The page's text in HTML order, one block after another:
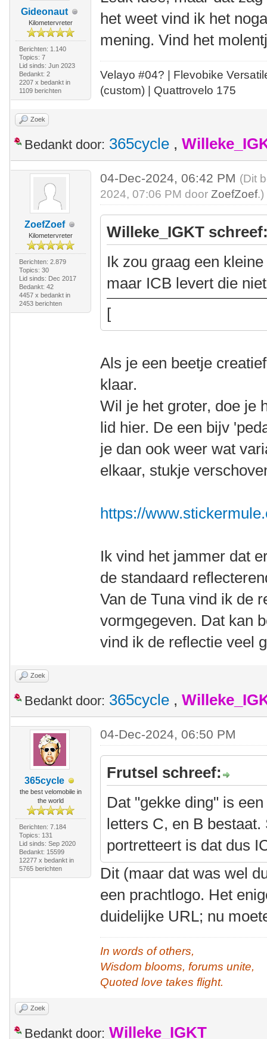
Gideonaut
Kilometervreter
Berichten: 1.140
Topics: 7
Lid sinds: Jun 2023
Bedankt: 2
2207 x bedankt in
1109 berichten
het weet vind ik het
mening. Vind het
Velayo #04? | Flevobike
(custom) | Quattrovelo 175
Zoek
Bedankt door: 365cycle ,
ZoefZoef
Kilometervreter
Berichten: 2.879
Topics: 30
Lid sinds: Dec 2017
Bedankt: 42
4457 x bedankt in
2453 berichten
04-Dec-2024, 06:42 PM (Dit
2024, 07:06 PM doorZoefZoef.)
Willeke_IGKT
Ik zou graag een
maar ICB levert die
[
Als je een beetje
klaar.
Wil je het groter, doe je
lid hier. De een bijv
je dan ook weer wat
elkaar, stukje
https://
Ik vind het jammer dat
de standaard
Van de Tuna vind ik de
vormgegeven. Dat kan
vind ik de reflectie veel
Zoek
Bedankt door: 365cycle ,
365cycle
the best velomobile in
the world
Berichten: 7.184
Topics: 131
Lid sinds: Sep 2020
Bedankt: 15599
12277 x bedankt in
5765 berichten
04-Dec-2024, 06:50 PM
Frutsel schreef:
Dat "gekke ding" is
letters C, en B
portretteert is dat dus
Dit (maar dat was wel
een prachtlogo. Het
duidelijke URL; nu
In words of others,
Wisdom blooms, forums unite,
Quoted love takes flight.
Zoek
Bedankt door: Willeke_IGKT